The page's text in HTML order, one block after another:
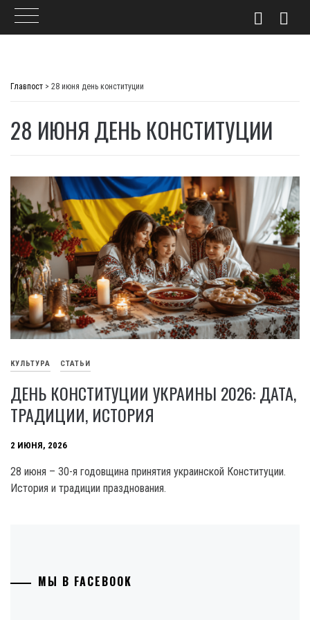
Главпост > 28 июня день конституции
28 ИЮНЯ ДЕНЬ КОНСТИТУЦИИ
КУЛЬТУРА СТАТЬИ
ДЕНЬ КОНСТИТУЦИИ УКРАИНЫ 2026: ДАТА,
ТРАДИЦИИ, ИСТОРИЯ
2 ИЮНЯ, 2026
28 июня – 30-я годовщина принятия украинской Конституции.
История и традиции празднования.
МЫ В FACEBOOK